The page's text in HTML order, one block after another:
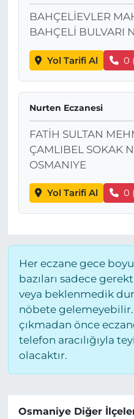
BAHÇELİEVLER
BAHÇELİ BULVARI
Yol Tarifi Al 0
Nurten Eczanesi
FATİH SULTAN
ÇAMLIBEL SOKAK
OSMANIYE
Yol Tarifi Al 0
Her eczane gece
bazıları sadece
veya beklenmedik
nöbete
çıkmadan önce
telefon aracılığıyla
olacaktır.
Osmaniye Diğer